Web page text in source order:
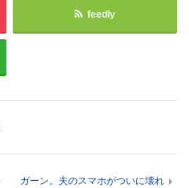
feedly
ガーン。夫のスマホがついに壊れ